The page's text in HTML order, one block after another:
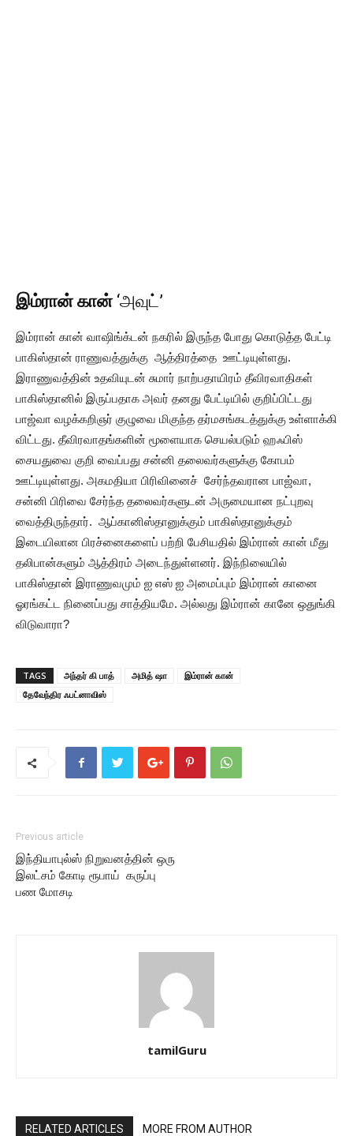
இம்ரான் கான்‘அவுட்’
இம்ரான் கான் வாஷிங்க்டன் நகரில் இருந்த போது கொடுத்த பேட்டி
பாகிஸ்தான் ராணுவத்துக்கு ஆத்திரத்தை ஊட்டியுள்ளது.
இராணுவத்தின் உதவியுடன் சுமார் நாற்பதாயிரம் தீவிரவாதிகள்
பாகிஸ்தானில் இருப்பதாக அவர் தனது பேட்டியில் குறிப்பிட்டது
பாஜ்வா வழக்கறிஞர் குழுவை மிகுந்த தர்மசங்கடத்துக்கு உள்ளாக்கி
விட்டது. தீவிரவாதங்களின் மூளையாக செயல்படும் ஹஃபிஸ்
சையதுவை குறி வைப்பது சன்னி தலைவர்களுக்கு கோபம்
ஊட்டியுள்ளது. அகமதியா பிரிவினைச் சேர்ந்தவரான பாஜ்வா,
சன்னி பிரிவை சேர்ந்த தலைவர்களுடன் அருமையான நட்புறவு
வைத்திருந்தார். ஆப்கானிஸ்தானுக்கும் பாகிஸ்தானுக்கும்
இடையிலான பிரச்னைகளைப் பற்றி பேசியதில் இம்ரான் கான் மீது
தலிபான்களும் ஆத்திரம் அடைந்துள்ளனர். இந்நிலையில்
பாகிஸ்தான் இராணுவமும் ஐ எஸ் ஐ அமைப்பும் இம்ரான் கானை
ஓரங்கட்ட நினைப்பது சாத்தியமே. அல்லது இம்ரான் கானே ஒதுங்கி
விடுவாரா?
TAGS அந்தர் கி பாத் அமித் ஷா
இம்ரான் கான்
தேவேந்திர ஃபட்னாவிஸ்
Previous article
இந்தியாபுல்ஸ் நிறுவனத்தின் ஒரு
இலட்சம் கோடி ரூபாய் கருப்பு
பண மோசடி
tamilGuru
RELATED ARTICLES MORE FROM AUTHOR